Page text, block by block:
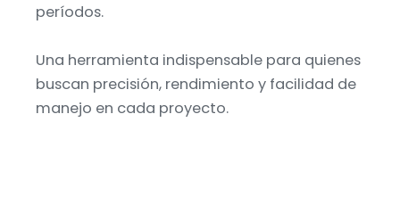
períodos.
Una herramienta indispensable para quienes
buscan precisión, rendimiento y facilidad de
manejo en cada proyecto.